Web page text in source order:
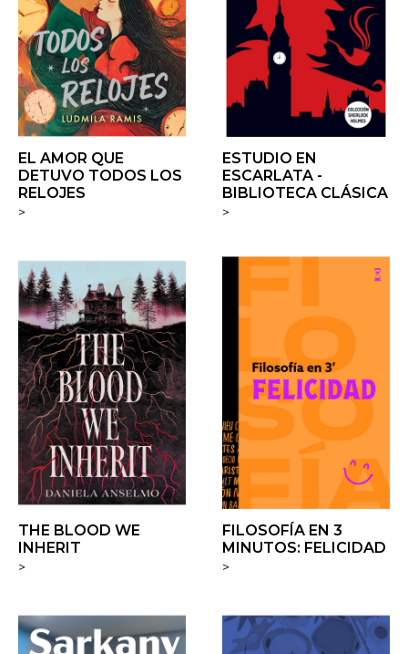
EL AMOR QUE
DETUVO TODOS LOS
RELOJES
>
ESTUDIO EN
ESCARLATA -
BIBLIOTECA CLÁSICA
>
THE BLOOD WE
INHERIT
>
FILOSOFÍA EN 3
MINUTOS: FELICIDAD
>